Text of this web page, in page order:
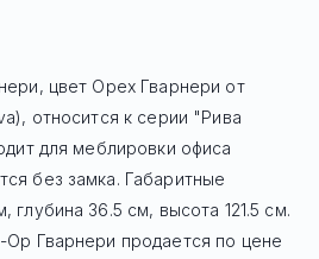
цвет Орех Гварнери от
относится к серии "Рива
для меблировки офиса
без замка. Габаритные
глубина 36.5 см, высота 121.5 см.
Ор Гварнери продается по цене